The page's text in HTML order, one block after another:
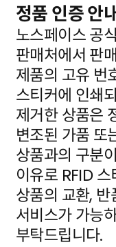
정품 인증 안
노스페이스 공
판매처에서 판
제품의 고유 번
스티커에 인쇄
제거한 상품은
변조된 가품 또
상품과의 구분
이유로 RFID
상품의 교환,
서비스가 가능
부탁드립니다.